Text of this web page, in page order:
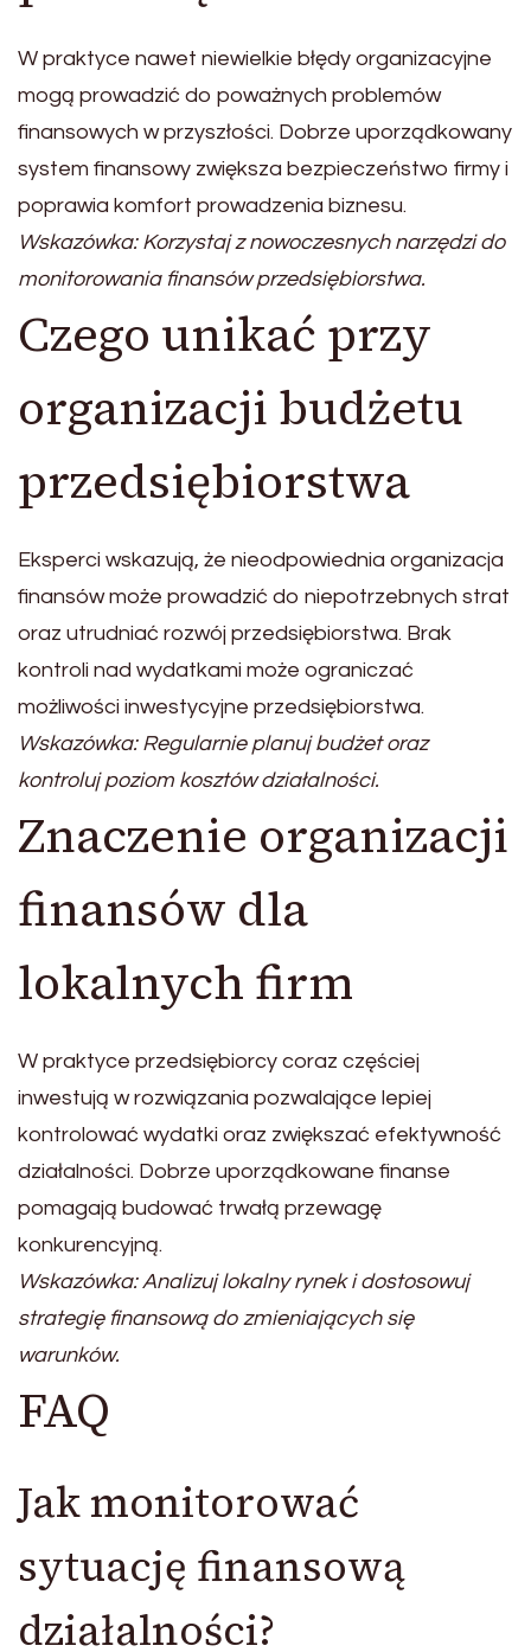
W praktyce nawet niewielkie błędy organizacyjne
mogą prowadzić do poważnych problemów
finansowych w przyszłości. Dobrze uporządkowany
system finansowy zwiększa bezpieczeństwo firmy i
poprawia komfort prowadzenia biznesu.
Wskazówka: Korzystaj z nowoczesnych narzędzi do
monitorowania finansów przedsiębiorstwa.
Czego unikać przy
organizacji budżetu
przedsiębiorstwa
Eksperci wskazują, że nieodpowiednia organizacja
finansów może prowadzić do niepotrzebnych strat
oraz utrudniać rozwój przedsiębiorstwa. Brak
kontroli nad wydatkami może ograniczać
możliwości inwestycyjne przedsiębiorstwa.
Wskazówka: Regularnie planuj budżet oraz
kontroluj poziom kosztów działalności.
Znaczenie organizacji
finansów dla
lokalnych firm
W praktyce przedsiębiorcy coraz częściej
inwestują w rozwiązania pozwalające lepiej
kontrolować wydatki oraz zwiększać efektywność
działalności. Dobrze uporządkowane finanse
pomagają budować trwałą przewagę
konkurencyjną.
Wskazówka: Analizuj lokalny rynek i dostosowuj
strategię finansową do zmieniających się
warunków.
FAQ
Jak monitorować
sytuację finansową
działalności?